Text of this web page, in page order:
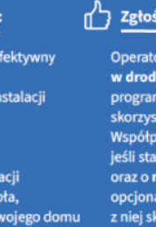
elektrycznym
Wojewódzkiego
Wodnej w